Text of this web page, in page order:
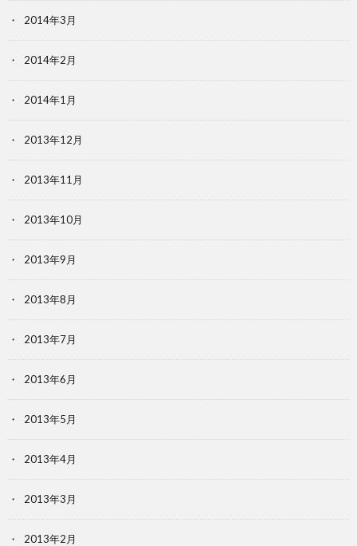
2014年3月
2014年2月
2014年1月
2013年12月
2013年11月
2013年10月
2013年9月
2013年8月
2013年7月
2013年6月
2013年5月
2013年4月
2013年3月
2013年2月